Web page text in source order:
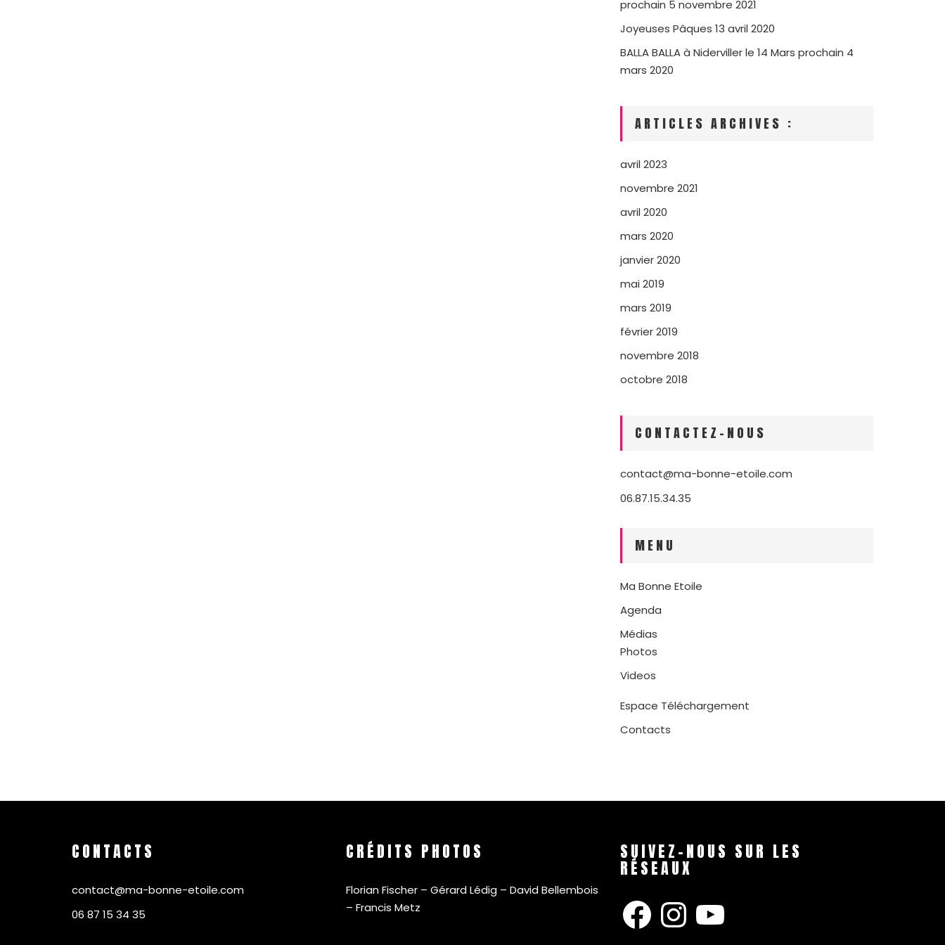
prochain 5 novembre 2021
Joyeuses Pâques 13 avril 2020
BALLA BALLA à Niderviller le 14 Mars prochain 4
mars 2020
ARTICLES ARCHIVES :
avril 2023
novembre 2021
avril 2020
mars 2020
janvier 2020
mai 2019
mars 2019
février 2019
novembre 2018
octobre 2018
CONTACTEZ-NOUS
contact@ma-bonne-etoile.com
06.87.15.34.35
MENU
Ma Bonne Etoile
Agenda
Médias
Photos
Videos
Espace Téléchargement
Contacts
CONTACTS
contact@ma-bonne-etoile.com
06 87 15 34 35
CRÉDITS PHOTOS
Florian Fischer – Gérard Lédig – David Bellembois
– Francis Metz
SUIVEZ-NOUS SUR LES
RÉSEAUX
FacebookInstagramYouTube